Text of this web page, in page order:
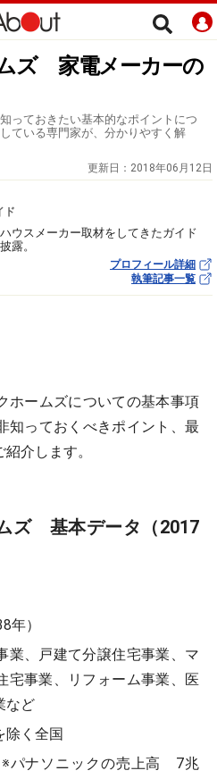
ズ 家電メーカーの
っておきたい基本的なポイントにつ
ている専門家が、分かりやすく解
更新日： 2018年06月12日
ド
ウスメーカー取材をしてきたガイド
露。
プロフィール詳細
執筆記事一覧
ホームズについての基本事項
知っておくべきポイント、最
介します。
ズ 基本データ（2017
）
、戸建て分譲住宅事業、マ
宅事業、リフォーム事業、医
など
く全国
パナソニックの売上高 7兆